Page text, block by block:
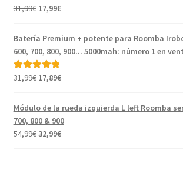
Valorado con
31,99€ El
original
era:
31,99€.
17,99€El
actual
es:
Batería Premium + potente para Roomba
600, 700, 800, 900... 5000mah: número 1 en
Valorado con
31,99€ El
original
era:
31,99€.
17,89€El
actual
es:
17,89€.
Módulo de la rueda izquierda L left Roomba
700, 800 & 900
54,99€ El
32,99€El